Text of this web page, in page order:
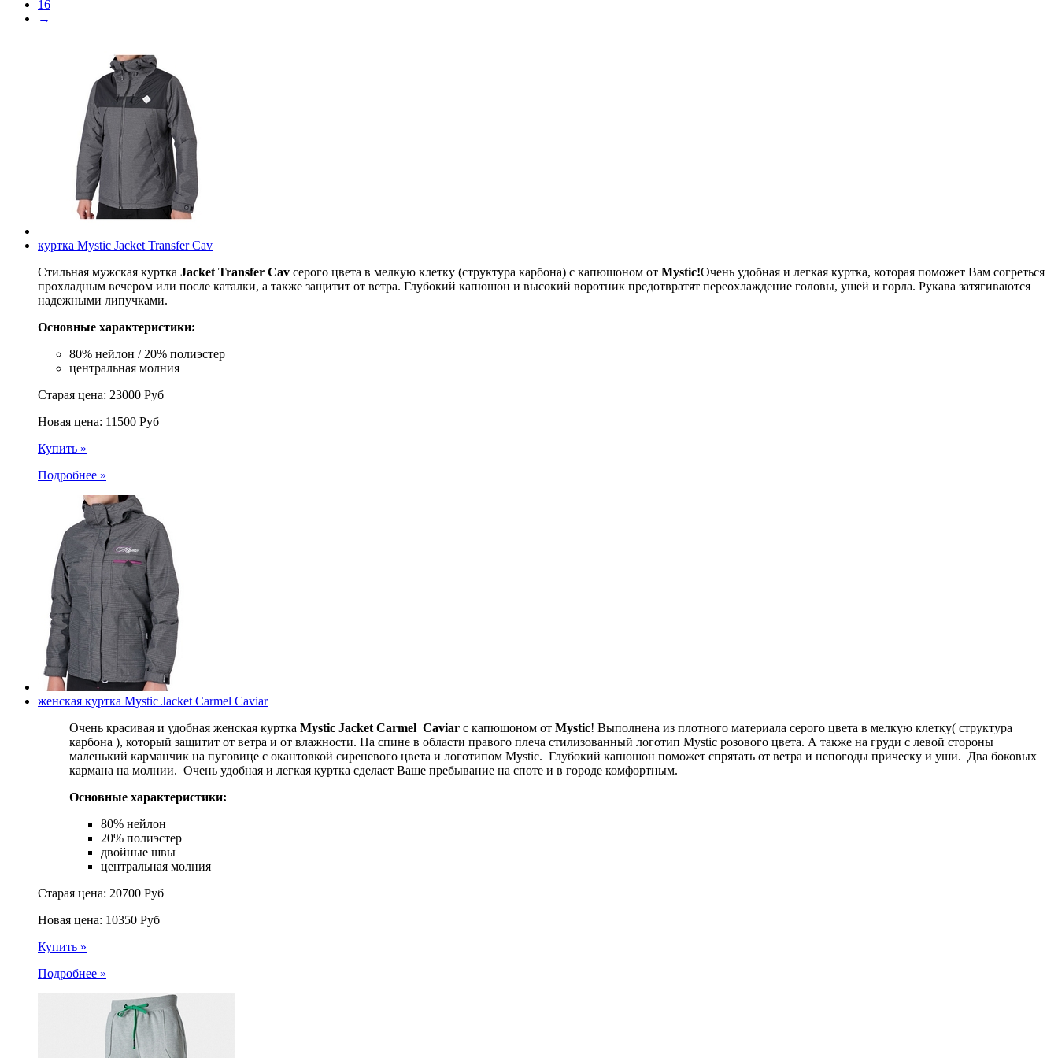
16
→
куртка Mystic Jacket Transfer Cav
Стильная мужская куртка Jacket Transfer Cav серого цвета в мелкую клетку (структура карбона) с капюшоном от Mystic!Очень удобная и легкая куртка, которая поможет Вам согреться
прохладным вечером или после каталки, а также защитит от ветра. Глубокий капюшон и высокий воротник предотвратят переохлаждение головы, ушей и горла. Рукава затягиваются
надежными липучками.
Основные характеристики:
80% нейлон / 20% полиэстер
центральная молния
Старая цена: 23000 Руб
Новая цена: 11500 Руб
Купить »
Подробнее »
женская куртка Mystic Jacket Carmel Caviar
Очень красивая и удобная женская куртка Mystic Jacket Carmel Caviar с капюшоном от Mystic! Выполнена из плотного материала серого цвета в мелкую клетку( структура
карбона ), который защитит от ветра и от влажности. На спине в области правого плеча стилизованный логотип Mystic розового цвета. А также на груди с левой стороны
маленький карманчик на пуговице с окантовкой сиреневого цвета и логотипом Mystic. Глубокий капюшон поможет спрятать от ветра и непогоды прическу и уши. Два боковых
кармана на молнии. Очень удобная и легкая куртка сделает Ваше пребывание на споте и в городе комфортным.
Основные характеристики:
80% нейлон
20% полиэстер
двойные швы
центральная молния
Старая цена: 20700 Руб
Новая цена: 10350 Руб
Купить »
Подробнее »